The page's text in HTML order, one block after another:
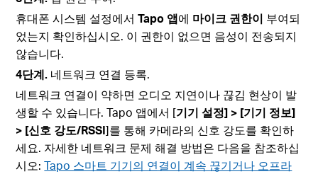
휴대폰 시스템 설정에서Tapo 앱에 마이크 권한이 부여되
었는지 확인하십시오. 이 권한이 없으면 음성이 전송되지
않습니다.
4단계. 네트워크 연결 등록.
네트워크 연결이 약하면 오디오 지연이나 끊김 현상이 발
생할 수 있습니다. Tapo 앱에서 [기기 설정] > [기기 정보]
> [신호 강도/RSSI]를 통해 카메라의 신호 강도를 확인하
세요. 자세한 네트워크 문제 해결 방법은 다음을 참조하십
시오:Tapo 스마트 기기의 연결이 계속 끊기거나 오프라